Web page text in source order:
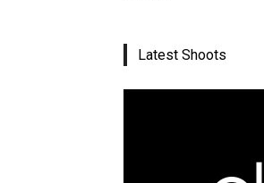
Latest Shoots